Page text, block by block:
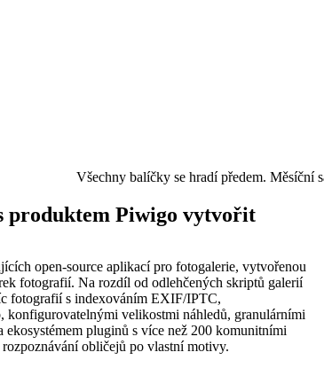
Všechny balíčky se hradí předem. Měsíční
produktem Piwigo vytvořit
open-source aplikací pro fotogalerie, vytvořenou
fotografií. Na rozdíl od odlehčených skriptů galerií
fotografií s indexováním EXIF/IPTC,
konfigurovatelnými velikostmi náhledů, granulárními
pluginů s více než 200 komunitními
obličejů po vlastní motivy.